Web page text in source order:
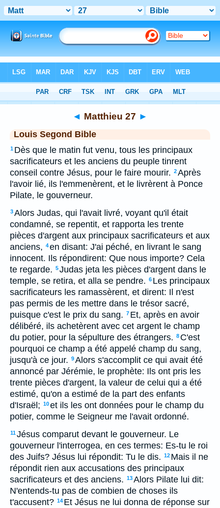
> Matthieu 27
◄ Matthieu 27 ►
Louis Segond Bible
1 Dès que le matin fut venu, tous les principaux
sacrificateurs et les anciens du peuple tinrent
conseil contre Jésus, pour le faire mourir. 2Après
l'avoir lié, ils l'emmenèrent, et le livrèrent à Ponce
Pilate, le gouverneur.
3Alors Judas, qui l'avait livré, voyant qu'il était
condamné, se repentit, et rapporta les trente
pièces d'argent aux principaux sacrificateurs et aux
anciens, 4en disant: J'ai péché, en livrant le sang
innocent. Ils répondirent: Que nous importe? Cela
te regarde. 5Judas jeta les pièces d'argent dans le
temple, se retira, et alla se pendre. 6 Les principaux
sacrificateurs les ramassèrent, et dirent: Il n'est
pas permis de les mettre dans le trésor sacré,
puisque c'est le prix du sang. 7 Et, après en avoir
délibéré, ils achetèrent avec cet argent le champ
du potier, pour la sépulture des étrangers. 8 C'est
pourquoi ce champ a été appelé champ du sang,
jusqu'à ce jour. 9Alors s'accomplit ce qui avait été
annoncé par Jérémie, le prophète: Ils ont pris les
trente pièces d'argent, la valeur de celui qui a été
estimé, qu'on a estimé de la part des enfants
d'Israël; 10et ils les ont données pour le champ du
potier, comme le Seigneur me l'avait ordonné.
11Jésus comparut devant le gouverneur. Le
gouverneur l'interrogea, en ces termes: Es-tu le roi
des Juifs? Jésus lui répondit: Tu le dis. 12 Mais il ne
répondit rien aux accusations des principaux
sacrificateurs et des anciens. 13Alors Pilate lui dit:
N'entends-tu pas de combien de choses ils
t'accusent? 14 Et Jésus ne lui donna de réponse sur